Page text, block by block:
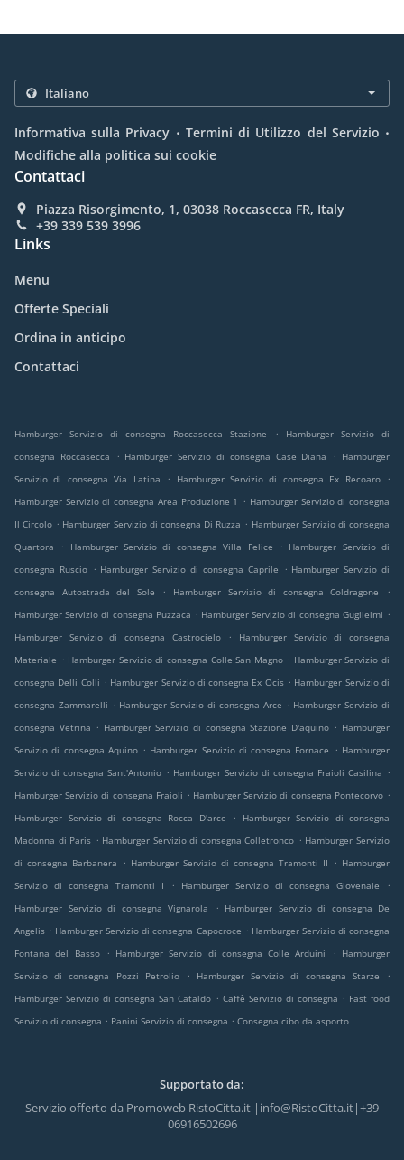
Informativa sulla Privacy . Termini di Utilizzo del Servizio .
Modifiche alla politica sui cookie
Contattaci
Piazza Risorgimento, 1, 03038 Roccasecca FR, Italy
+39 339 539 3996
Links
Menu
Offerte Speciali
Ordina in anticipo
Contattaci
Hamburger Servizio di consegna Roccasecca Stazione .
Hamburger Servizio di
consegna Roccasecca
. Hamburger Servizio di consegna Case Diana . Hamburger
Servizio di consegna Via Latina
. Hamburger Servizio di consegna Ex Recoaro
.
Hamburger Servizio di consegna Area Produzione 1
. Hamburger Servizio di consegna
Il Circolo . Hamburger Servizio di consegna Di Ruzza . Hamburger Servizio di consegna
Quartora
. Hamburger Servizio di consegna Villa Felice . Hamburger Servizio di
consegna Ruscio . Hamburger Servizio di consegna Caprile . Hamburger Servizio di
consegna Autostrada del Sole
. Hamburger Servizio di consegna Coldragone
.
Hamburger Servizio di consegna Puzzaca . Hamburger Servizio di consegna Guglielmi .
Hamburger Servizio di consegna Castrocielo
.
Hamburger Servizio di consegna
Materiale . Hamburger Servizio di consegna Colle San Magno . Hamburger Servizio di
consegna Delli Colli . Hamburger Servizio di consegna Ex Ocis . Hamburger Servizio di
consegna Zammarelli . Hamburger Servizio di consegna Arce . Hamburger Servizio di
consegna Vetrina . Hamburger Servizio di consegna Stazione D'aquino . Hamburger
Servizio di consegna Aquino . Hamburger Servizio di consegna Fornace . Hamburger
Servizio di consegna Sant'Antonio . Hamburger Servizio di consegna Fraioli Casilina .
Hamburger Servizio di consegna Fraioli . Hamburger Servizio di consegna Pontecorvo .
Hamburger Servizio di consegna Rocca D'arce
.
Hamburger Servizio di consegna
Madonna di Paris . Hamburger Servizio di consegna Colletronco . Hamburger Servizio
di consegna Barbanera
. Hamburger Servizio di consegna Tramonti II . Hamburger
Servizio di consegna Tramonti I
. Hamburger Servizio di consegna Giovenale
.
Hamburger Servizio di consegna Vignarola
. Hamburger Servizio di consegna De
Angelis . Hamburger Servizio di consegna Capocroce . Hamburger Servizio di consegna
Fontana del Basso
. Hamburger Servizio di consegna Colle Arduini . Hamburger
Servizio di consegna Pozzi Petrolio
. Hamburger Servizio di consegna Starze
.
Hamburger Servizio di consegna San Cataldo . Caffè Servizio di consegna . Fast food
Servizio di consegna . Panini Servizio di consegna . Consegna cibo da asporto
Supportato da:
Servizio offerto da Promoweb RistoCitta.it |info@RistoCitta.it|+39
06916502696